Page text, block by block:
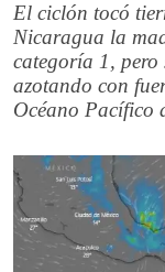
El ciclón tocó
Nicaragua la
categoría 1,
azotando con
Océano Pacífico